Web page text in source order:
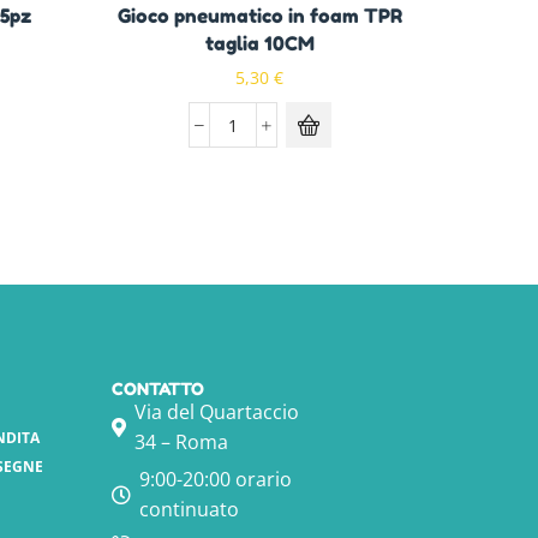
Gioco pneumatico in foam TPR
taglia 10CM
5,30€
CONTATTO
Via del Quartaccio
34 – Roma
9:00-20:00 orario
continuato